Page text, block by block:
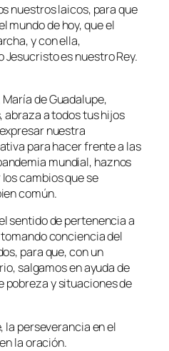
nuestros laicos, para que
mundo de hoy, que el
y con ella,
Jesucristo es nuestro Rey.
de Guadalupe,
abraza a todos tus hijos
nuestra
para hacer frente a las
mundial, haznos
cambios que se
común.
sentido de pertenencia a
conciencia del
para que, con un
salgamos en ayuda de
pobreza y situaciones de
la perseverancia en el
la oración.